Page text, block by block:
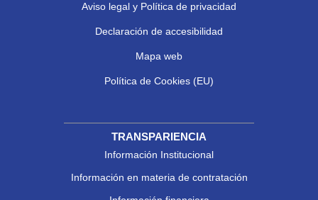
Aviso legal y Política de privacidad
Declaración de accesibilidad
Mapa web
Política de Cookies (EU)
TRANSPARIENCIA
Información Institucional
Información en materia de contratación